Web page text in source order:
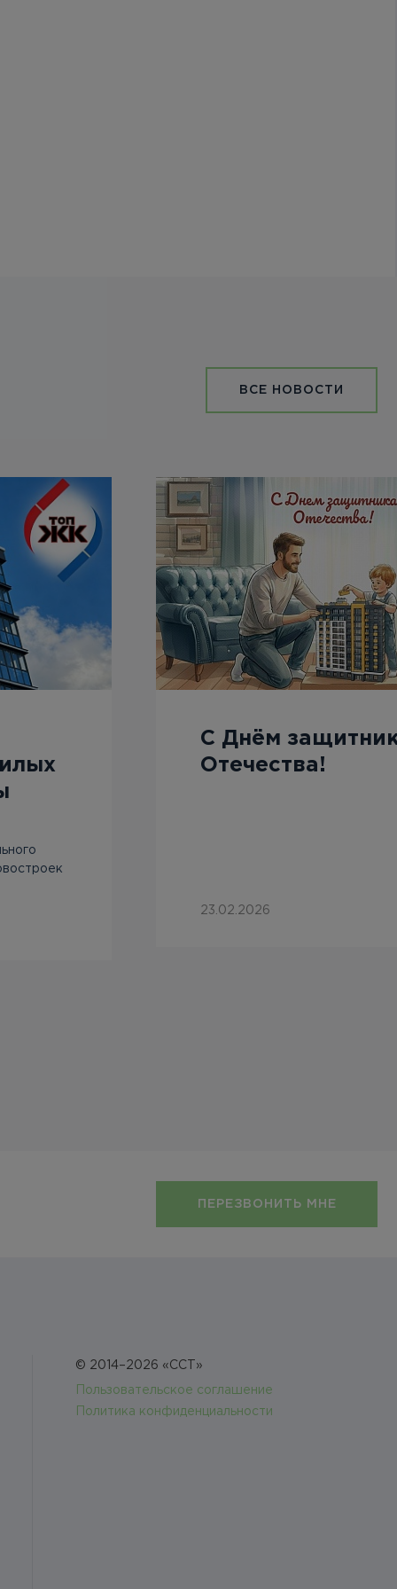
ВСЕ НОВОСТИ
С Днём
Отечества!
23.02.2026
ПЕРЕЗВОНИТЬ МНЕ
© 2014–2026 «ССТ»
Пользовательское соглашение
Политика конфиденциальности